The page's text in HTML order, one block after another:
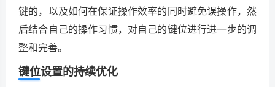
键的，以及如何在保证操作效率的同时避免误操作，然
后结合自己的操作习惯，对自己的键位进行进一步的调
整和完善。
键位设置的持续优化